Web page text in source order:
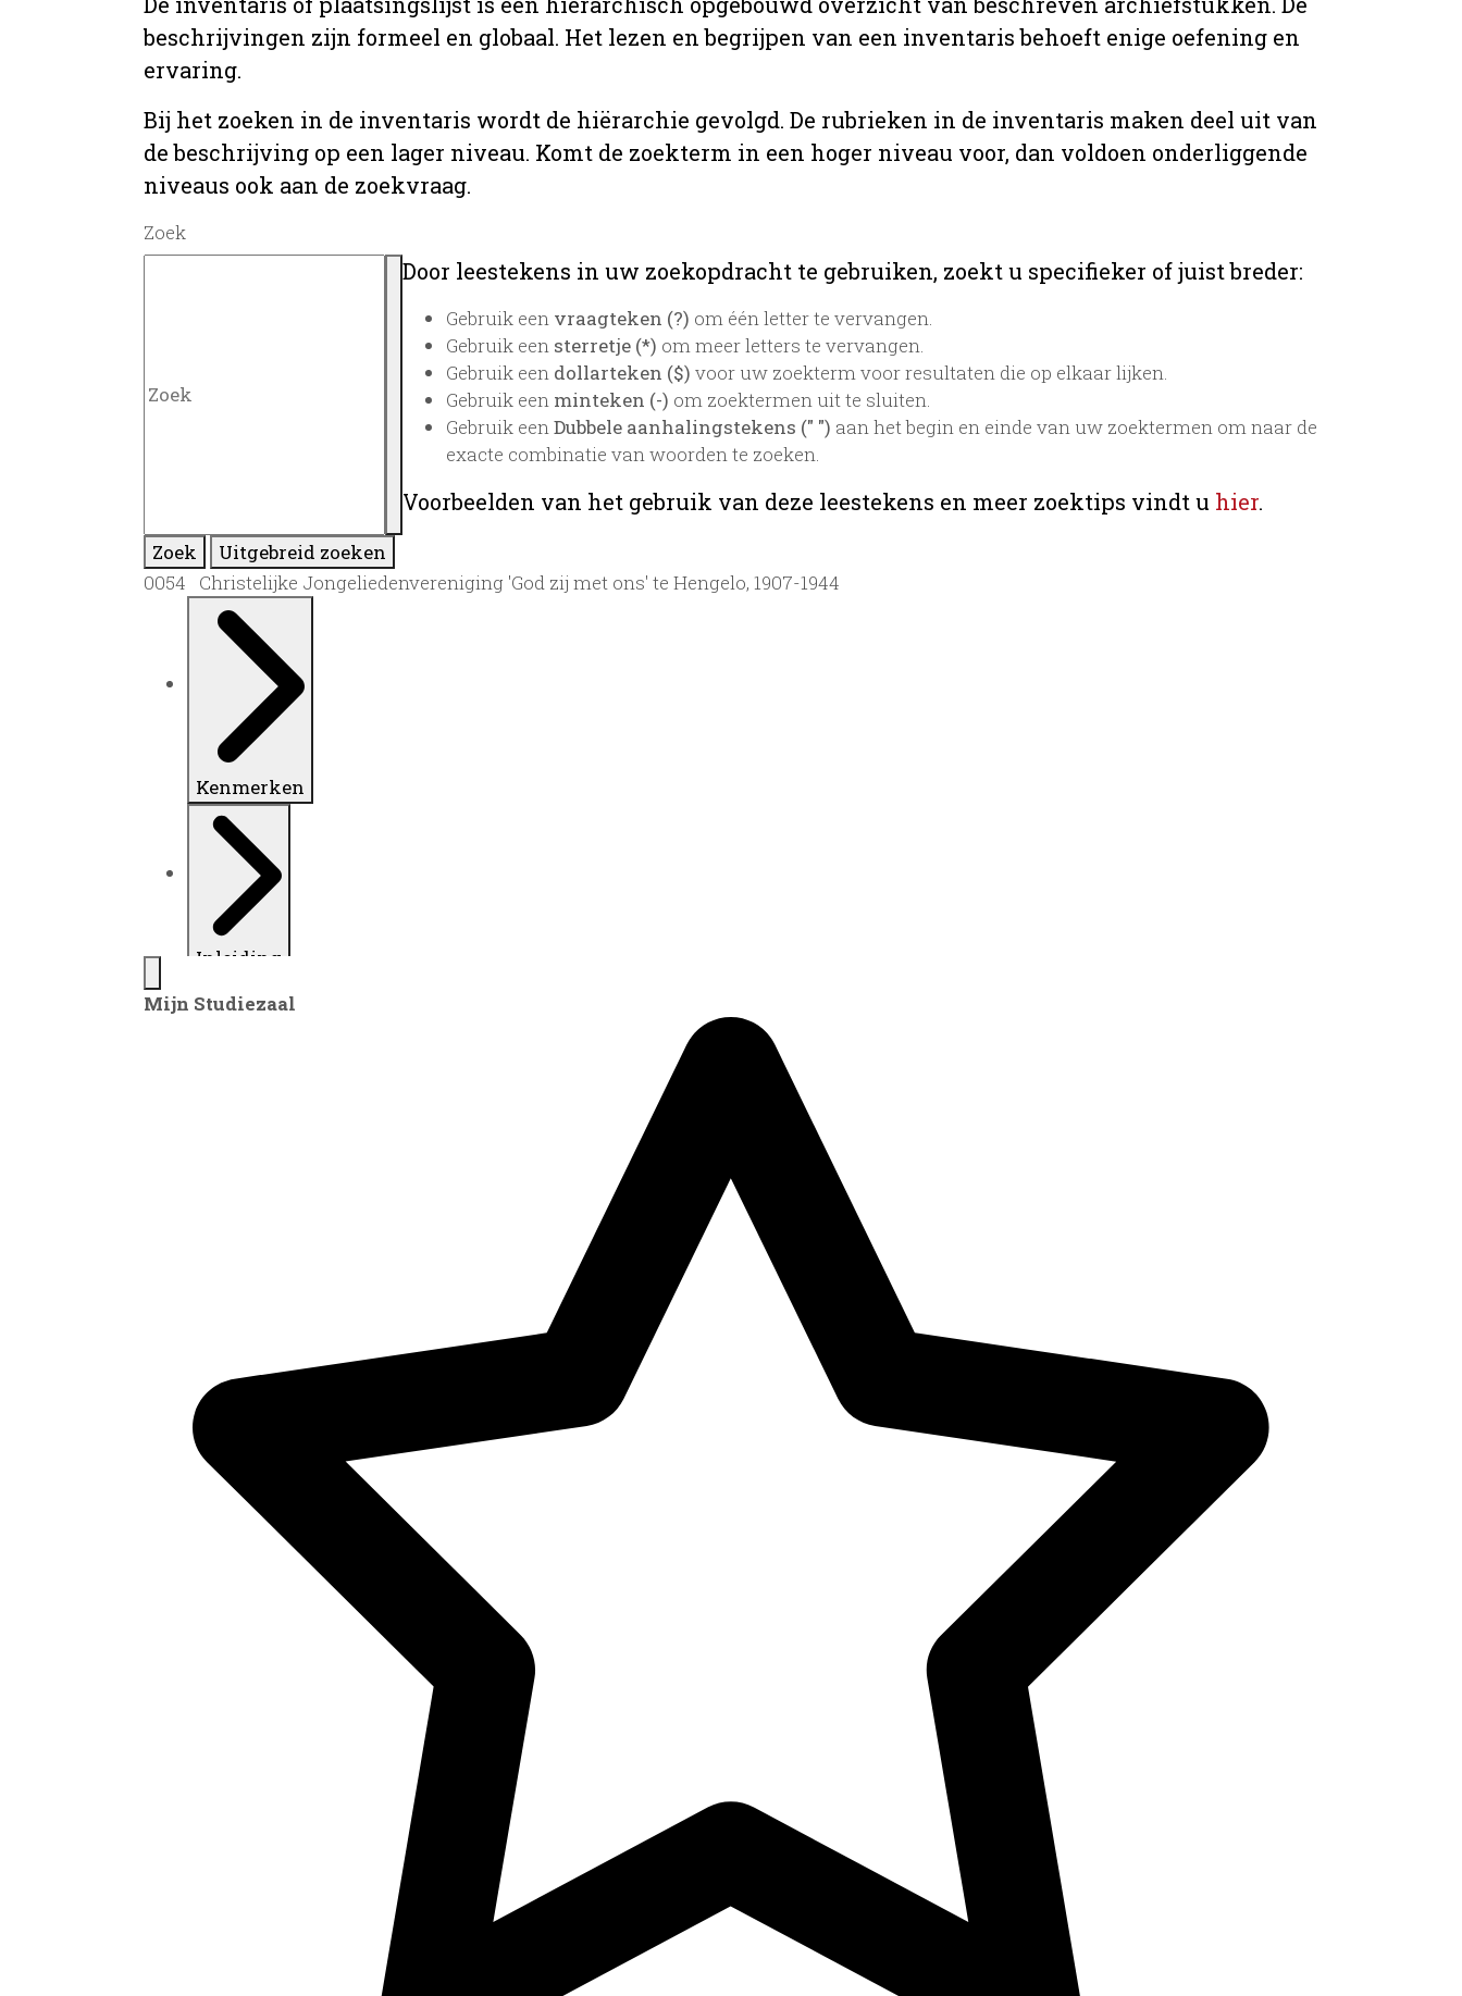
beschrijvingen zijn formeel en globaal. Het lezen en begrijpen van een inventaris behoeft enige oefening en
ervaring.
Bij het zoeken in de inventaris wordt de hiërarchie gevolgd. De rubrieken in de inventaris maken deel uit van
de beschrijving op een lager niveau. Komt de zoekterm in een hoger niveau voor, dan voldoen onderliggende
niveaus ook aan de zoekvraag.
Zoek
Door leestekens in uw zoekopdracht te gebruiken, zoekt u specifieker of juist breder:
Gebruik een vraagteken (?) om één letter te vervangen.
Gebruik een sterretje (*) om meer letters te vervangen.
Gebruik een dollarteken ($) voor uw zoekterm voor resultaten die op elkaar lijken.
Gebruik een minteken (-) om zoektermen uit te sluiten.
Gebruik eenDubbele aanhalingstekens (" ") aan het begin en einde van uw zoektermen om naar de
exacte combinatie van woorden te zoeken.
Voorbeelden van het gebruik van deze leestekens en meer zoektips vindt u hier.
Zoek
Uitgebreid zoeken
0054 Christelijke Jongeliedenvereniging 'God zij met ons' te Hengelo, 1907-1944
Kenmerken
Inleiding
Mijn Studiezaal